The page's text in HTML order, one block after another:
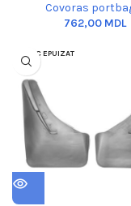
Covoras
MDL
STOC EPUIZAT